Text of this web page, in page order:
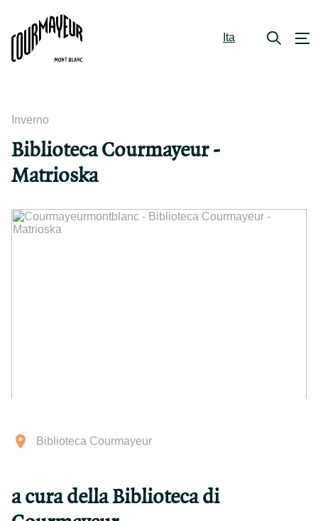
Ita
Inverno
Biblioteca Courmayeur -
Matrioska
Biblioteca Courmayeur
a cura della Biblioteca di